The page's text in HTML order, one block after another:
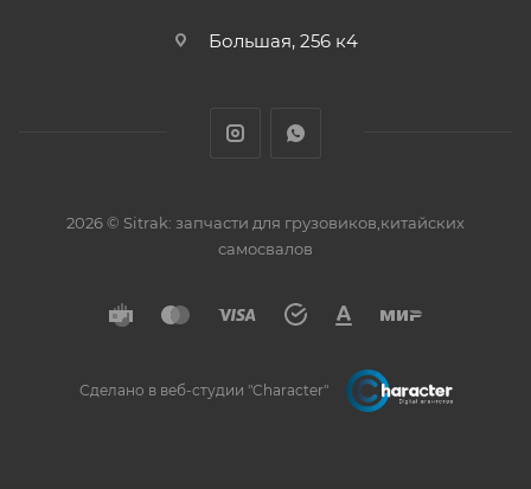
Большая, 256 к4
2026 © Sitrak: запчасти для грузовиков,китайских
самосвалов
Сделано в веб-студии "Character"